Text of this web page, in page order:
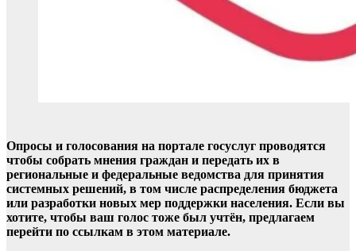
Опросы и голосования на портале госуслуг проводятся
чтобы собрать мнения граждан и передать их в
региональные и федеральные ведомства для принятия
системных решений, в том числе распределения бюджета
или разработки новых мер поддержки населения. Если вы
хотите, чтобы ваш голос тоже был учтён, предлагаем
перейти по ссылкам в этом материале.